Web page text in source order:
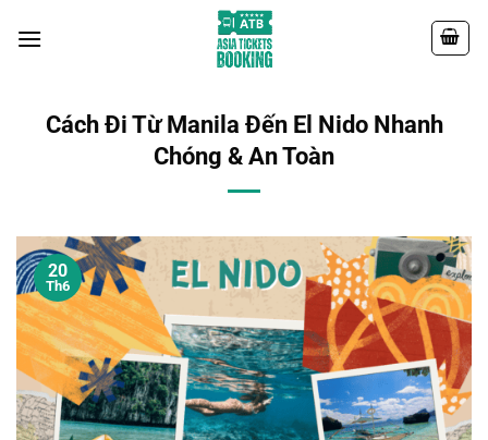
đến
Cách Đi Từ Manila Đến El Nido Nhanh
Chóng & An Toàn
20
Th6